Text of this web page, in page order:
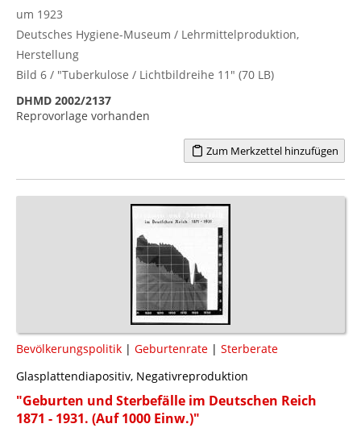
um 1923
Deutsches Hygiene-Museum / Lehrmittelproduktion,
Herstellung
Bild 6 / "Tuberkulose / Lichtbildreihe 11" (70 LB)
DHMD 2002/2137
Reprovorlage vorhanden
Zum Merkzettel hinzufügen
Bevölkerungspolitik | Geburtenrate | Sterberate
Glasplattendiapositiv, Negativreproduktion
"Geburten und Sterbefälle im Deutschen Reich
1871 - 1931. (Auf 1000 Einw.)"